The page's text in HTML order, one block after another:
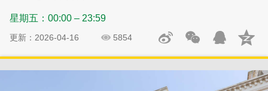
星期五：00:00 – 23:59
更新：2026-04-16 5854